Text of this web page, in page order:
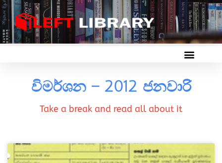
විමර්ශන – 2012 ජනවාරි
Take a break and read all about it